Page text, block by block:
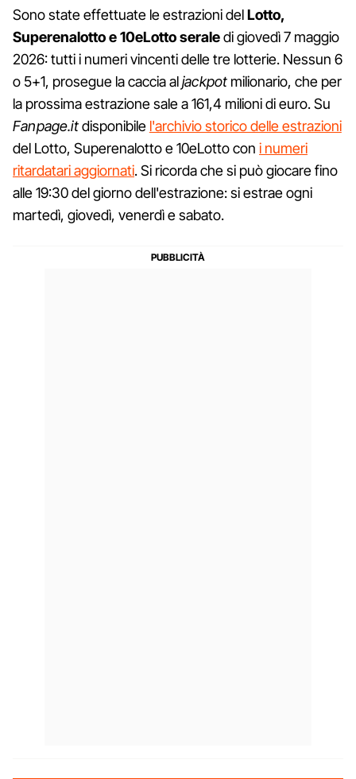
Sono state effettuate le estrazioni delLotto,
Superenalotto e 10eLotto seraledi giovedì 7 maggio
2026: tutti i numeri vincenti delle tre lotterie. Nessun 6
o 5+1, prosegue la caccia aljackpot milionario, che per
la prossima estrazione sale a 161,4 milioni di euro. Su
Fanpage.itdisponibile l'archivio storico delle estrazioni
del Lotto, Superenalotto e 10eLotto con i numeri
ritardatari aggiornati. Si ricorda che si può giocare fino
alle 19:30 del giorno dell'estrazione: si estrae ogni
martedì, giovedì, venerdì e sabato.